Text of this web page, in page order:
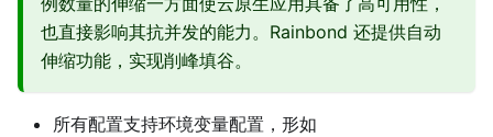
也直接影响其抗并发的能力。Rainbond 还提供自动
伸缩功能，实现削峰填谷。
所有配置支持环境变量配置，形如